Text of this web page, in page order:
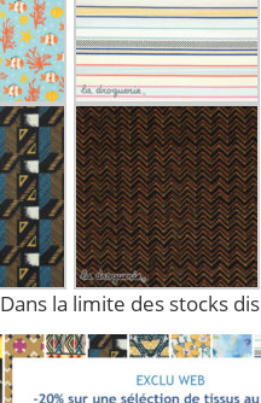
Dans la limite des stocks